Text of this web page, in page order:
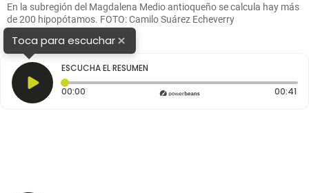
En la subregión del Magdalena Medio antioqueño se calcula hay más
de 200 hipopótamos. FOTO: Camilo Suárez Echeverry
Toca para escuchar×
ESCUCHA EL RESUMEN
00:00 Tiempo transcurrido: 0 segundos 00:41